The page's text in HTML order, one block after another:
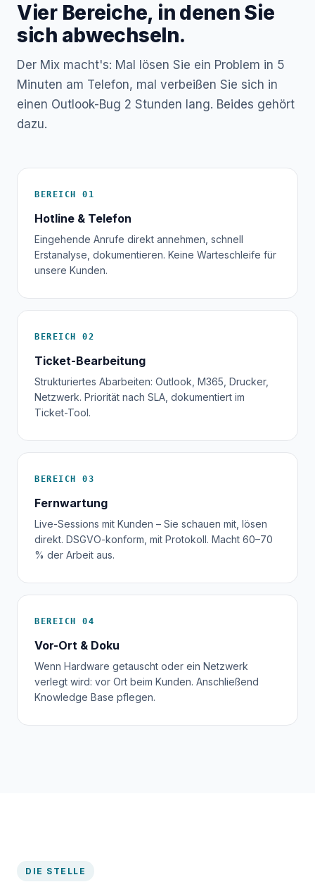
Vier Bereiche, in denen Sie
sich abwechseln.
Der Mix macht's: Mal lösen Sie ein Problem in 5
Minuten am Telefon, mal verbeißen Sie sich in
einen Outlook-Bug 2 Stunden lang. Beides gehört
dazu.
BEREICH 01
Hotline & Telefon
Eingehende Anrufe direkt annehmen, schnell
Erstanalyse, dokumentieren. Keine Warteschleife für
unsere Kunden.
BEREICH 02
Ticket-Bearbeitung
Strukturiertes Abarbeiten: Outlook, M365, Drucker,
Netzwerk. Priorität nach SLA, dokumentiert im
Ticket-Tool.
BEREICH 03
Fernwartung
Live-Sessions mit Kunden – Sie schauen mit, lösen
direkt. DSGVO-konform, mit Protokoll. Macht 60–70
% der Arbeit aus.
BEREICH 04
Vor-Ort & Doku
Wenn Hardware getauscht oder ein Netzwerk
verlegt wird: vor Ort beim Kunden. Anschließend
Knowledge Base pflegen.
DIE STELLE